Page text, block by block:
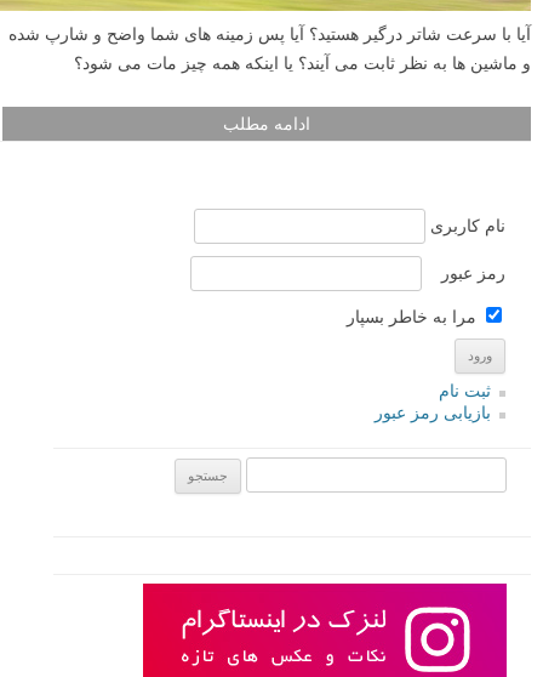
آیا با سرعت شاتر درگیر هستید؟ آیا پس زمینه های شما واضح و شارپ شده
و ماشین ها به نظر ثابت می آیند؟ یا اینکه همه چیز مات می شود؟
ادامه مطلب
رمز عبور
مرا به خاطر بسپار